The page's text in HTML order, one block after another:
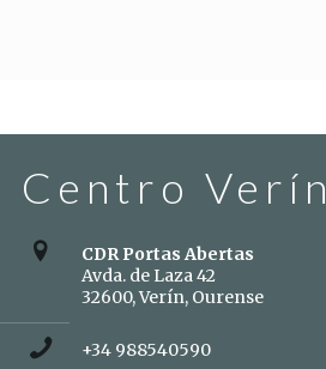
Centro Verín
CDR Portas Abertas
Avda. de Laza 42
32600, Verín, Ourense
+34 988540590